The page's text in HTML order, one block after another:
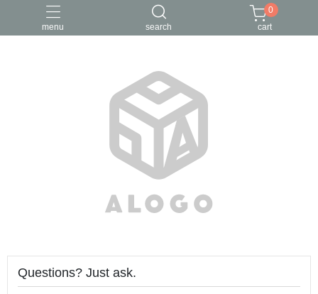
menu search
0
cart
Questions? Just ask.